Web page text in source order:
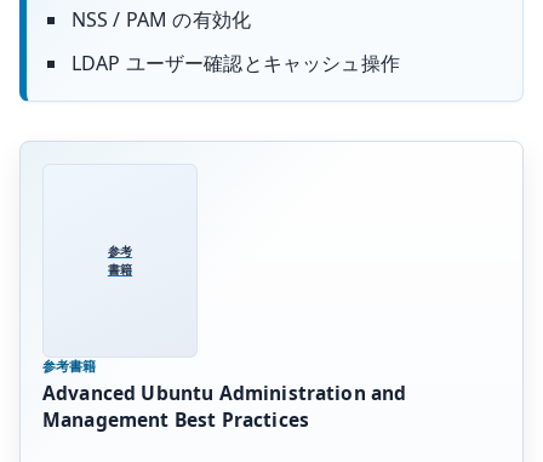
NSS / PAM の有効化
LDAP ユーザー確認とキャッシュ操作
参考
書籍
参考書籍
Advanced Ubuntu Administration and
Management Best Practices